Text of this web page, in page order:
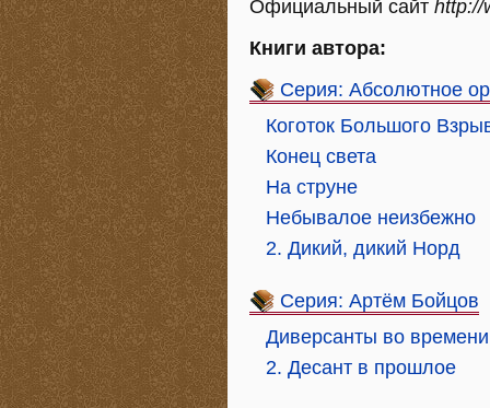
Официальный сайт http://
Книги автора:
Серия: Абсолютное
Коготок Большого
Конец света
На струне
Небывалое неизбежно
2. Дикий, дикий Норд
Серия: Артём Бойцов
Диверсанты во времени
2. Десант в прошлое